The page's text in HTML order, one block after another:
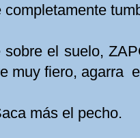
sobre el suelo,
muy fiero, agarra
más el pecho.